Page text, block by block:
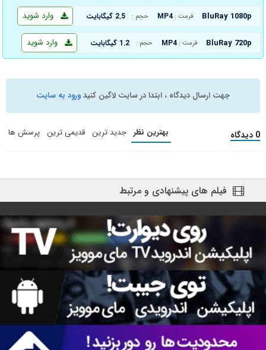
BluRay 1080p فرمت : MP4 حجم : 2.5 گیگابایت وارد شوید
BluRay 720p فرمت : MP4 حجم : 1.2 گیگابایت وارد شوید
جهت ارسال دیدگاه ، ابتدا در سایت لاگین کنیدورود به سایت
0 دیدگاه بهترین نظر جدید ترین قدیمی ترین پرسش ها
فیلم های پیشنهادی و مرتبط